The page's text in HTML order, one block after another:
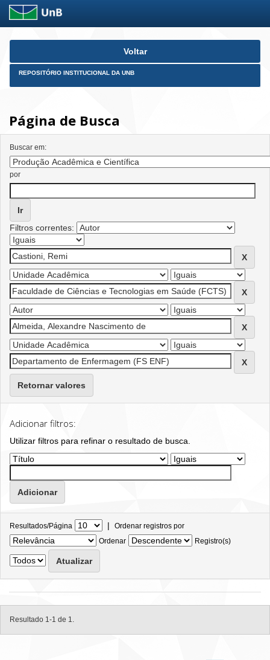
Skip
Voltar
REPOSITÓRIO INSTITUCIONAL DA UNB
Página de Busca
Buscar em:
por
Filtros correntes:
Retornar valores
Adicionar filtros:
Utilizar filtros para refinar o resultado de busca.
Resultados/Página | Ordenar registros por
Ordenar
Registro(s)
Resultado 1-1 de 1.